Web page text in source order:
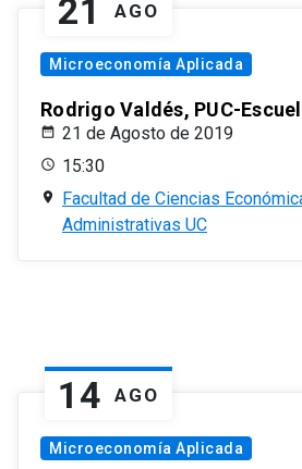
21 AGO
Microeconomía Aplicada
Rodrigo Valdés, PUC-
21 de Agosto de 2019
15:30
Facultad de Ciencias
Administrativas UC
14 AGO
Microeconomía Aplicada